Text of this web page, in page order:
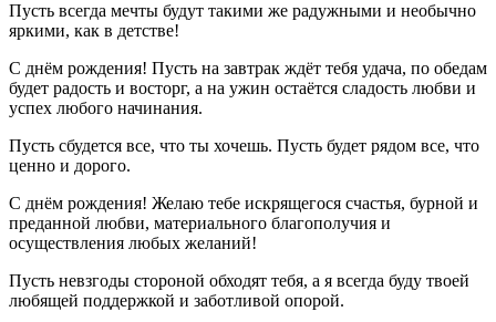
Пусть всегда мечты будут такими же радужными и необычно
яркими, как в детстве!
С днём рождения! Пусть на завтрак ждёт тебя удача, по обедам
будет радость и восторг, а на ужин остаётся сладость любви и
успех любого начинания.
Пусть сбудется все, что ты хочешь. Пусть будет рядом все, что
ценно и дорого.
С днём рождения! Желаю тебе искрящегося счастья, бурной и
преданной любви, материального благополучия и
осуществления любых желаний!
Пусть невзгоды стороной обходят тебя, а я всегда буду твоей
любящей поддержкой и заботливой опорой.